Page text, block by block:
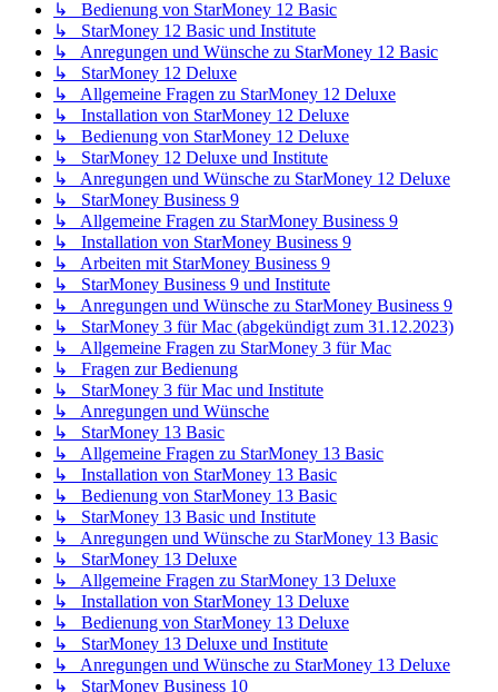
↳ Bedienung von StarMoney 12 Basic
↳ StarMoney 12 Basic und Institute
↳ Anregungen und Wünsche zu StarMoney 12 Basic
↳ StarMoney 12 Deluxe
↳ Allgemeine Fragen zu StarMoney 12 Deluxe
↳ Installation von StarMoney 12 Deluxe
↳ Bedienung von StarMoney 12 Deluxe
↳ StarMoney 12 Deluxe und Institute
↳ Anregungen und Wünsche zu StarMoney 12 Deluxe
↳ StarMoney Business 9
↳ Allgemeine Fragen zu StarMoney Business 9
↳ Installation von StarMoney Business 9
↳ Arbeiten mit StarMoney Business 9
↳ StarMoney Business 9 und Institute
↳ Anregungen und Wünsche zu StarMoney Business 9
↳ StarMoney 3 für Mac (abgekündigt zum 31.12.2023)
↳ Allgemeine Fragen zu StarMoney 3 für Mac
↳ Fragen zur Bedienung
↳ StarMoney 3 für Mac und Institute
↳ Anregungen und Wünsche
↳ StarMoney 13 Basic
↳ Allgemeine Fragen zu StarMoney 13 Basic
↳ Installation von StarMoney 13 Basic
↳ Bedienung von StarMoney 13 Basic
↳ StarMoney 13 Basic und Institute
↳ Anregungen und Wünsche zu StarMoney 13 Basic
↳ StarMoney 13 Deluxe
↳ Allgemeine Fragen zu StarMoney 13 Deluxe
↳ Installation von StarMoney 13 Deluxe
↳ Bedienung von StarMoney 13 Deluxe
↳ StarMoney 13 Deluxe und Institute
↳ Anregungen und Wünsche zu StarMoney 13 Deluxe
↳ StarMoney Business 10